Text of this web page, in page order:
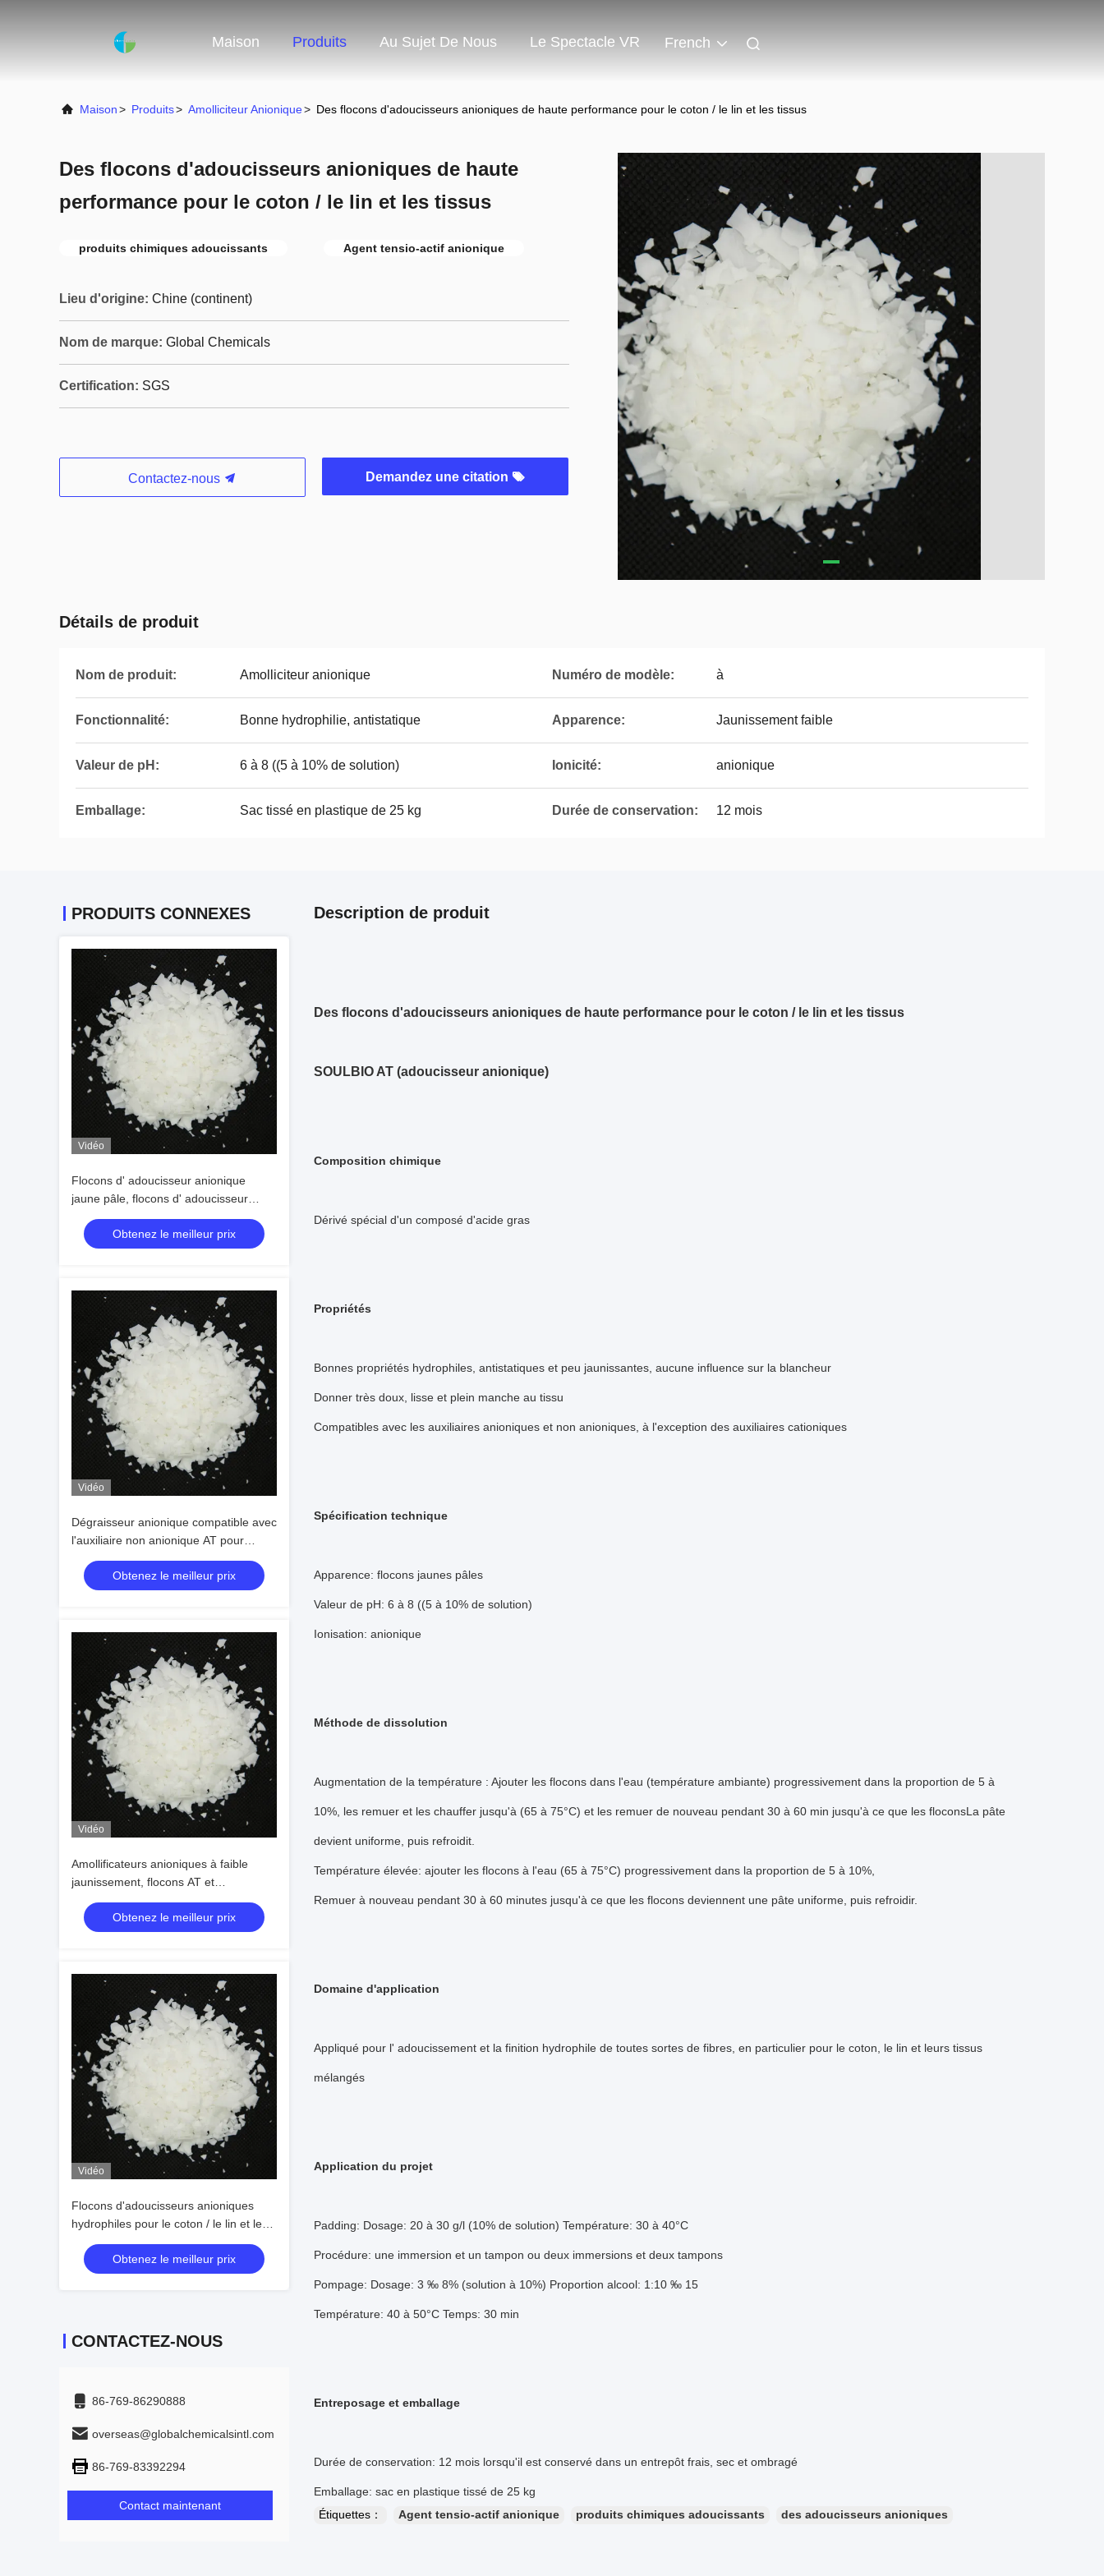
Maison Produits Au Sujet De Nous Le Spectacle VR French
Maison> Produits> Amolliciteur Anionique> Des flocons d'adoucisseurs anioniques de haute performance pour le coton / le lin et les tissus
Des flocons d'adoucisseurs anioniques de haute
performance pour le coton / le lin et les tissus
produits chimiques adoucissants Agent tensio-actif anionique
Lieu d'origine: Chine (continent)
Nom de marque: Global Chemicals
Certification: SGS
Contactez-nous Demandez une citation
Détails de produit
Nom de produit: Amolliciteur anionique Numéro de modèle: à
Fonctionnalité: Bonne hydrophilie, antistatique Apparence: Jaunissement faible
Valeur de pH: 6 à 8 ((5 à 10% de solution) Ionicité: anionique
Emballage: Sac tissé en plastique de 25 kg Durée de conservation: 12 mois
PRODUITS CONNEXES
Vidéo
Flocons d' adoucisseur anionique
jaune pâle, flocons d' adoucisseur
textile pour tissus mélangés
Obtenez le meilleur prix
Vidéo
Dégraisseur anionique compatible avec
l'auxiliaire non anionique AT pour
l'amortissement des fibres
Obtenez le meilleur prix
Vidéo
Amollificateurs anioniques à faible
jaunissement, flocons AT et
amollificateur de tissu hydrophile
Obtenez le meilleur prix
Vidéo
Flocons d'adoucisseurs anioniques
hydrophiles pour le coton / le lin et les
tissus mélangés
Obtenez le meilleur prix
CONTACTEZ-NOUS
86-769-86290888
overseas@globalchemicalsintl.com
86-769-83392294
Contact maintenant
Description de produit
Des flocons d'adoucisseurs anioniques de haute performance pour le coton / le lin et les tissus
SOULBIO AT (adoucisseur anionique)
Composition chimique
Dérivé spécial d'un composé d'acide gras
Propriétés
Bonnes propriétés hydrophiles, antistatiques et peu jaunissantes, aucune influence sur la blancheur
Donner très doux, lisse et plein manche au tissu
Compatibles avec les auxiliaires anioniques et non anioniques, à l'exception des auxiliaires cationiques
Spécification technique
Apparence: flocons jaunes pâles
Valeur de pH: 6 à 8 ((5 à 10% de solution)
Ionisation: anionique
Méthode de dissolution
Augmentation de la température : Ajouter les flocons dans l'eau (température ambiante) progressivement dans la proportion de 5 à
10%, les remuer et les chauffer jusqu'à (65 à 75°C) et les remuer de nouveau pendant 30 à 60 min jusqu'à ce que les floconsLa pâte
devient uniforme, puis refroidit.
Température élevée: ajouter les flocons à l'eau (65 à 75°C) progressivement dans la proportion de 5 à 10%,
Remuer à nouveau pendant 30 à 60 minutes jusqu'à ce que les flocons deviennent une pâte uniforme, puis refroidir.
Domaine d'application
Appliqué pour l' adoucissement et la finition hydrophile de toutes sortes de fibres, en particulier pour le coton, le lin et leurs tissus
mélangés
Application du projet
Padding: Dosage: 20 à 30 g/l (10% de solution) Température: 30 à 40°C
Procédure: une immersion et un tampon ou deux immersions et deux tampons
Pompage: Dosage: 3 ‰ 8% (solution à 10%) Proportion alcool: 1:10 ‰ 15
Température: 40 à 50°C Temps: 30 min
Entreposage et emballage
Durée de conservation: 12 mois lorsqu'il est conservé dans un entrepôt frais, sec et ombragé
Emballage: sac en plastique tissé de 25 kg
Étiquettes：
Agent tensio-actif anionique produits chimiques adoucissants des adoucisseurs anioniques